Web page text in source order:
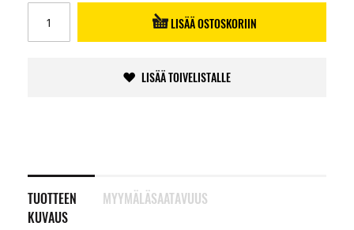
LISÄÄ OSTOSKORIIN
LISÄÄ TOIVELISTALLE
TUOTTEEN
KUVAUS
MYYMÄLÄSAATAVUUS